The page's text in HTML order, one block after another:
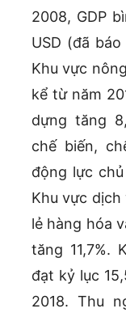
2008, GDP
USD (đã
Khu vực
kể từ năm
dựng tăng
chế biến,
động lực
Khu vực dịch
lẻ hàng hóa
tăng 11,7%.
đạt kỷ lục
2018. Thu